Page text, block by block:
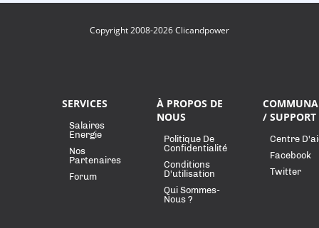
Copyright 2008-2026 Clicandpower
SERVICES
Salaires
Energie
Nos
Partenaires
Forum
À PROPOS DE
NOUS
Politique De
Confidentialité
Conditions
D'utilisation
Qui Sommes-
Nous ?
/ SUPPORT
Centre
Facebook
Twitter